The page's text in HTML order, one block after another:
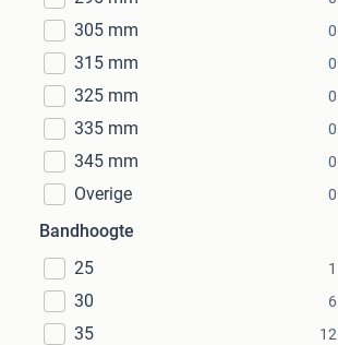
305 mm 0
315 mm 0
325 mm 0
335 mm 0
345 mm 0
Overige 0
Bandhoogte
25
1
30 6
35 12